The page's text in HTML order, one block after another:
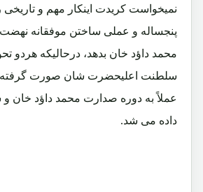
نمیخواست کریدت اینکار مهم و تاریخی
پنجساله و عملی ساختن موفقانه نهضت
محمد داؤد خان بدهد، درحالیکه هردو
سلطنت اعلیحضرت شان صورت گرفته
عملاً به دوره صدارت محمد داؤد
داده می شد.